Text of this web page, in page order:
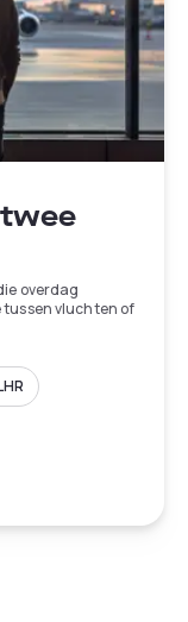
overdag
tussen vluchten of